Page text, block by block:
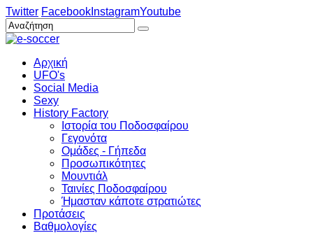
Twitter Facebook InstagramYoutube
Αρχική
UFO's
Social Media
Sexy
History Factory
Ιστορία του Ποδοσφαίρου
Γεγονότα
Ομάδες - Γήπεδα
Προσωπικότητες
Μουντιάλ
Ταινίες Ποδοσφαίρου
Ήμασταν κάποτε στρατιώτες
Προτάσεις
Βαθμολογίες